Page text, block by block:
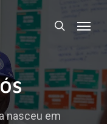
search
nasceu em